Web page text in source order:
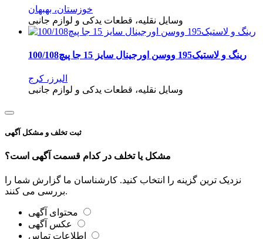
خوزستان، بهبهان
وسایل نقلیه، قطعات یدکی و لوازم جانبی
رینگ و لاستیک195 ووسن اورجینال سایز 15 جا پیچ100/108
البرز، کرج
وسایل نقلیه، قطعات یدکی و لوازم جانبی
ثبت تخلف و مشکل آگهی
مشکل یا تخلف در کدام قسمت آگهی است؟
نزدیک ترین گزینه را انتخاب کنید. کارشناسان ما گزارش شما را
بررسی می کنند.